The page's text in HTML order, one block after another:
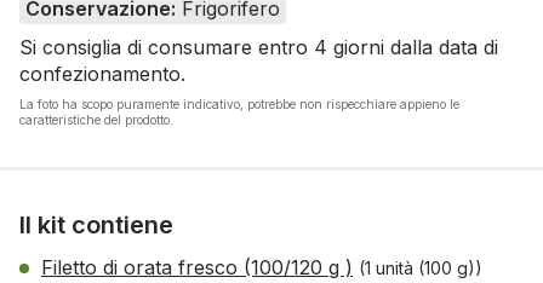
Conservazione: Frigorifero
Si consiglia di consumare entro 4 giorni dalla data di
confezionamento.
La foto ha scopo puramente indicativo, potrebbe non rispecchiare appieno le
caratteristiche del prodotto.
Il kit contiene
Filetto di orata fresco (100/120 g ) (1 unità (100 g))